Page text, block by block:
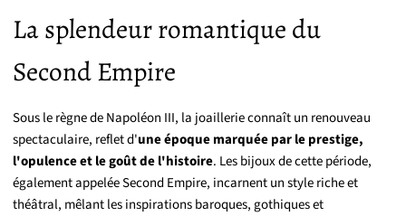
La splendeur romantique du
Second Empire
Sous le règne de Napoléon III, la joaillerie connaît un renouveau
spectaculaire, reflet d'une époque marquée par le prestige,
l'opulence et le goût de l'histoire. Les bijoux de cette période,
également appelée Second Empire, incarnent un style riche et
théâtral, mêlant les inspirations baroques, gothiques et